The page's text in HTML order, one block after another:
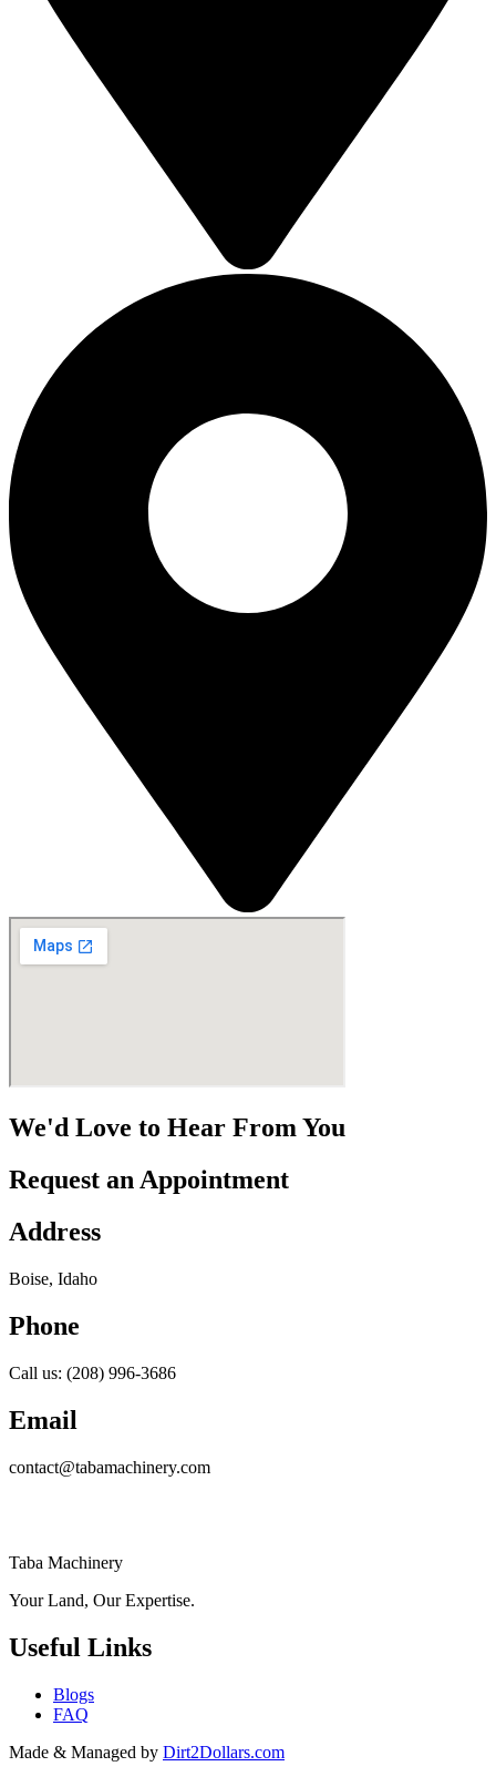
We'd Love to Hear From You
Request an Appointment
Address
Boise, Idaho
Phone
Call us: (208) 996-3686
Email
contact@tabamachinery.com
Taba Machinery
Your Land, Our Expertise.
Useful Links
Blogs
FAQ
Made & Managed by Dirt2Dollars.com